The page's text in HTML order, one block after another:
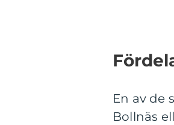
En av de
Bollnäs